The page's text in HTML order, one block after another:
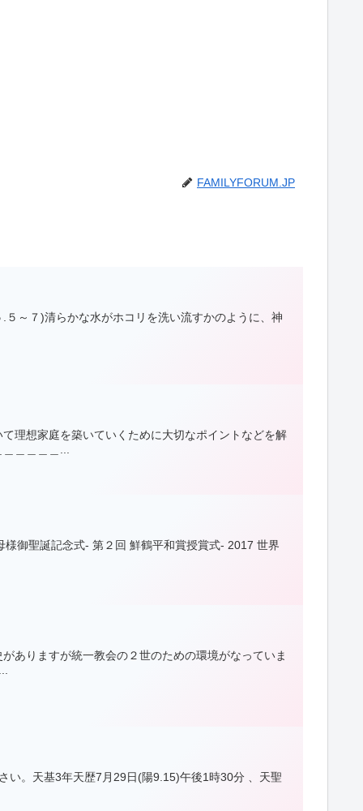
FAMILYFORUM.JP
～７)清らかな水がホコリを洗い流すかのように、神
理想家庭を築いていくために大切なポイントなどを解
御聖誕記念式- 第２回 鮮鶴平和賞授賞式- 2017 世界
ありますが統一教会の２世のための環境がなっていま
い。天基3年天歴7月29日(陽9.15)午後1時30分 、天聖